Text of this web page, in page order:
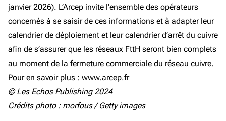
janvier 2026). L’Arcep invite l’ensemble des opérateurs
concernés à se saisir de ces informations et à adapter leur
calendrier de déploiement et leur calendrier d’arrêt du cuivre
afin de s’assurer que les réseaux FttH seront bien complets
au moment de la fermeture commerciale du réseau cuivre.
Pour en savoir plus : www.arcep.fr
© Les Echos Publishing 2024
Crédits photo : morfous / Getty images